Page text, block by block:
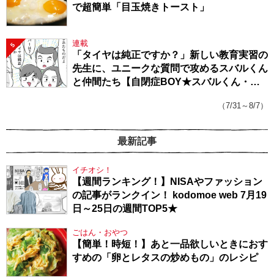
で超簡単「目玉焼きトースト」
5 連載
「タイヤは純正ですか？」新しい教育実習の
先生に、ユニークな質問で攻めるスバルくん
と仲間たち【自閉症BOY★スバルくん・
（7/31～8/7）
最新記事
イチオシ！
【週間ランキング！】NISAやファッション
の記事がランクイン！ kodomoe web 7月19
日～25日の週間TOP5★
ごはん・おやつ
【簡単！時短！】あと一品欲しいときにおす
すめの「卵とレタスの炒めもの」のレシピ